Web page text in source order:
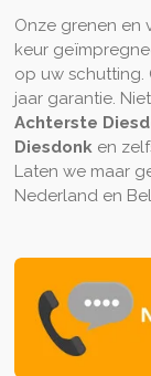
Onze grenen en
keur
op uw schutting.
jaar garantie.
Achterste
Diesdonken
Laten we maar
Nederland en